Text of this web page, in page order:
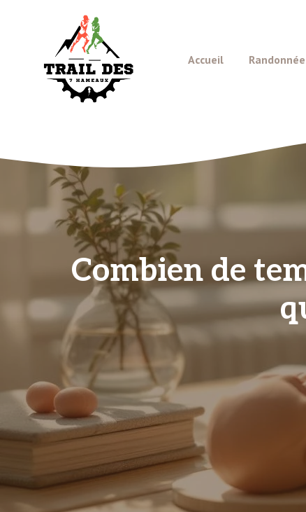
Accueil
Combien de